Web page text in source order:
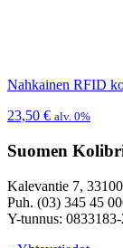
Nahkainen RFID
23,50 € alv. 0%
Suomen
Kalevantie 7,
Puh. (03) 345 45
Y-tunnus: 0833183-